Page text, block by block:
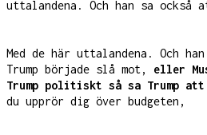
uttalandena. Och han sa också
Med de här uttalandena. Och
Trump började slå mot, eller
Trump politiskt så sa Trump
du upprör dig över budgeten,